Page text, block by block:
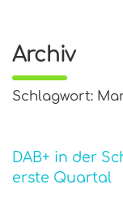
Archiv
Schlagwort:
DAB+ in der
erste Quartal